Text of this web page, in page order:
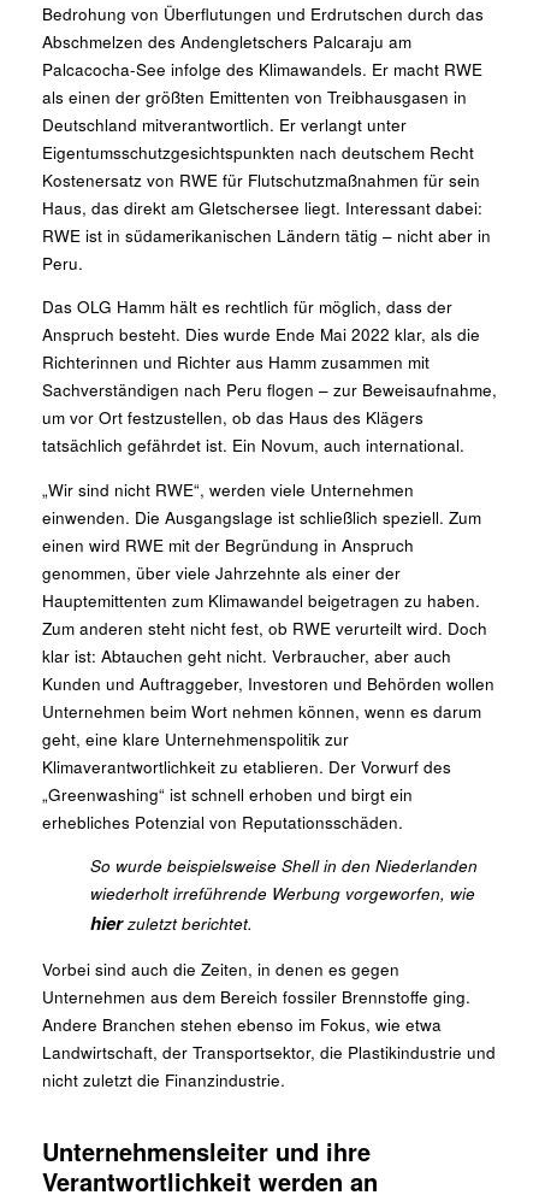
Bedrohung von Überflutungen und Erdrutschen durch das
Abschmelzen des Andengletschers Palcaraju am
Palcacocha-See infolge des Klimawandels. Er macht RWE
als einen der größten Emittenten von Treibhausgasen in
Deutschland mitverantwortlich. Er verlangt unter
Eigentumsschutzgesichtspunkten nach deutschem Recht
Kostenersatz von RWE für Flutschutzmaßnahmen für sein
Haus, das direkt am Gletschersee liegt. Interessant dabei:
RWE ist in südamerikanischen Ländern tätig – nicht aber in
Peru.
Das OLG Hamm hält es rechtlich für möglich, dass der
Anspruch besteht. Dies wurde Ende Mai 2022 klar, als die
Richterinnen und Richter aus Hamm zusammen mit
Sachverständigen nach Peru flogen – zur Beweisaufnahme,
um vor Ort festzustellen, ob das Haus des Klägers
tatsächlich gefährdet ist. Ein Novum, auch international.
„Wir sind nicht RWE“, werden viele Unternehmen
einwenden. Die Ausgangslage ist schließlich speziell. Zum
einen wird RWE mit der Begründung in Anspruch
genommen, über viele Jahrzehnte als einer der
Hauptemittenten zum Klimawandel beigetragen zu haben.
Zum anderen steht nicht fest, ob RWE verurteilt wird. Doch
klar ist: Abtauchen geht nicht. Verbraucher, aber auch
Kunden und Auftraggeber, Investoren und Behörden wollen
Unternehmen beim Wort nehmen können, wenn es darum
geht, eine klare Unternehmenspolitik zur
Klimaverantwortlichkeit zu etablieren. Der Vorwurf des
„Greenwashing“ ist schnell erhoben und birgt ein
erhebliches Potenzial von Reputationsschäden.
So wurde beispielsweise Shell in den Niederlanden
wiederholt irreführende Werbung vorgeworfen, wie
hier zuletzt berichtet.
Vorbei sind auch die Zeiten, in denen es gegen
Unternehmen aus dem Bereich fossiler Brennstoffe ging.
Andere Branchen stehen ebenso im Fokus, wie etwa
Landwirtschaft, der Transportsektor, die Plastikindustrie und
nicht zuletzt die Finanzindustrie.
Unternehmensleiter und ihre
Verantwortlichkeit werden an